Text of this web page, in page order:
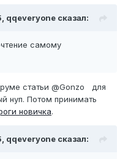
qqeveryone сказал:
самому
статьи @Gonzo для
нуп. Потом принимать
новичка.
qqeveryone сказал: